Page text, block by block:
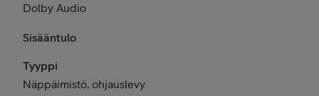
Dolby Audio
Sisääntulo
Tyyppi
Näppäimistö, ohjauslevy